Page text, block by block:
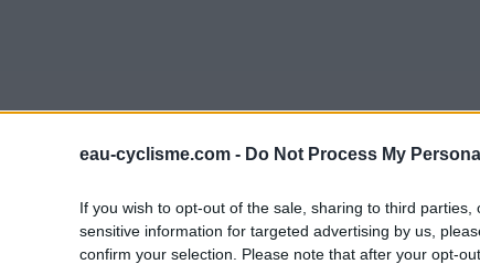
eau-cyclisme.com - Do Not Process My
If you wish to opt-out of the sale, sharing to third
sensitive information for targeted advertising by us,
confirm your selection. Please note that after your opt-